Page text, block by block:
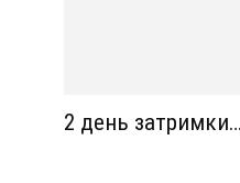
2 день затримки…